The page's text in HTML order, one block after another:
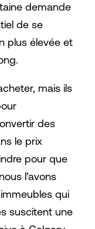
demande
de se
plus élevée et
mais ils
des
le prix
pour que
l’avons
qui
suscitent une